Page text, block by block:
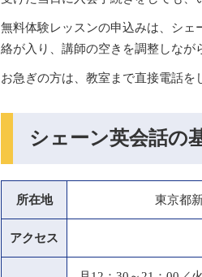
無料体験レッスンの申込みは、シェ
絡が入り、講師の空きを調整しなが
お急ぎの方は、教室まで直接電話を
シェーン英会話の
所在地 東京都
アクセス